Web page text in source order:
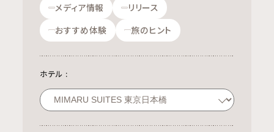
メディア情報
リリース
おすすめ体験
旅のヒント
ホテル :